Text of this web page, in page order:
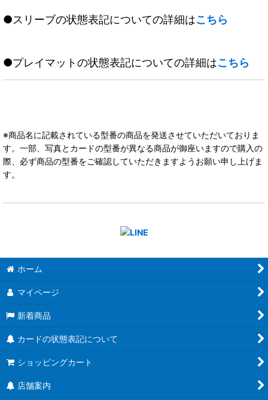
●スリーブの状態表記についての詳細はこちら
●プレイマットの状態表記についての詳細はこちら
※商品名に記載されている型番の商品を発送させていただいておりま
す。一部、写真とカードの型番が異なる商品が御座いますので購入の
際、必ず商品の型番をご確認していただきますようお願い申し上げま
す。
ホーム
マイページ
新着商品
カードの状態表記について
ショッピングカート
店舗案内